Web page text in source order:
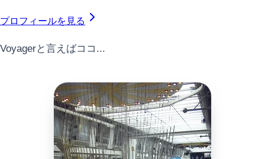
プロフィールを見る
Voyagerと言えばココ...